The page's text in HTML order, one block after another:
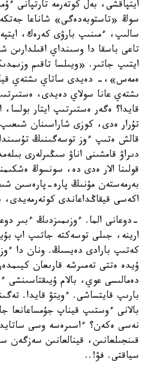
ايتپاقشى، بەل كوتەرمە تارتپانى
سوڭ «تاستوبەدەگى» شاناعا
سالىپ، ءمىنىپ بارۋى كەرەك،
تاعى باسقا دا وسىنداي اقىلدارىن
ايتىپ جاتىر. «ويىلسا تاقىم
ەمەس»،- دەيدى ساتاي ىشتەي
ىشتەي عانا سولاي دەيدى،
قايدا؟ ەگەر ەستىرتىپ ايتار
تۇرار ەدى، كوزى شاراسىنان
قالش ەتىپ ءوز توسەگىنىڭ
دىراۋ قامشىنى اناۋ سىڭىرلەرى
قولىنا الار ەدى دە، سونسوڭ
بەرمەستەن مۇنىڭ پارە-پارەسىن
اكەسى قيقاڭداعاندى كوتەرمەيدى،
-دوعانى الما. ءوزىمىزدىڭ ءبىر
ارينە، جىلى توسەكتە جاتىپ اپ
كەتىپ بارادى دەيسىڭ. ونان دا
ۇيدە ەتتى تەمىرشە قارىعان
دەمالىسى عوي، بالام
بارىپ قايتساشى. ءويتۋ قايدا.
بالانى ءوستىپ قيناپ
نەسى ەكەن؟ ءاسىرەسە وسى
قىنجىلعانىن، قينالعانىن سەزگەن
سياقتى. فۋ!..